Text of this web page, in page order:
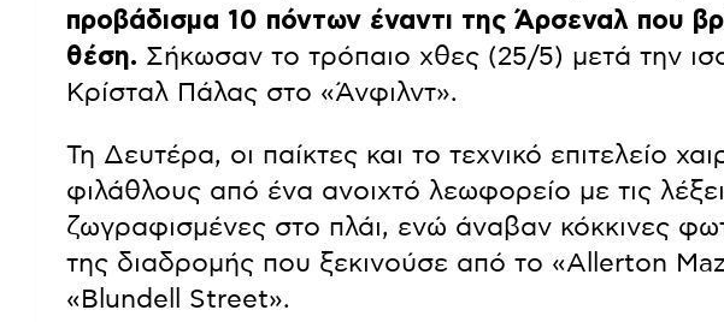
προβάδισμα 10 πόντων έναντι της Άρσεναλ που
θέση. Σήκωσαν το τρόπαιο χθες (25/5) μετά την
Κρίσταλ Πάλας στο «Άνφιλντ».
Τη Δευτέρα, οι παίκτες και το τεχνικό επιτελείο
φιλάθλους από ένα ανοιχτό λεωφορείο με τις
ζωγραφισμένες στο πλάι, ενώ άναβαν κόκκινες
της διαδρομής που ξεκινούσε από το «Allerton
«Blundell Street».